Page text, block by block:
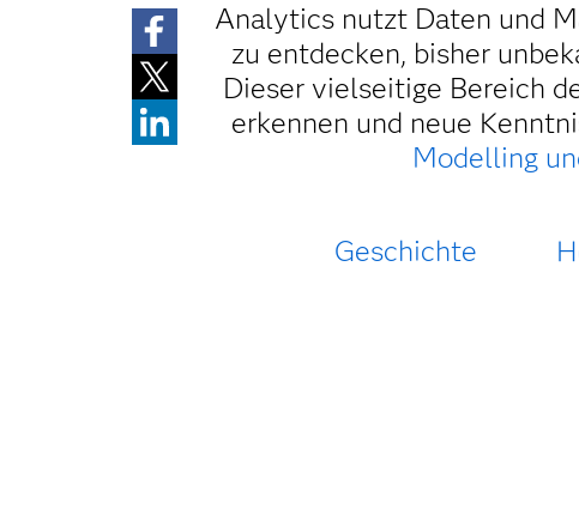
Analytics nutzt Daten und
zu entdecken, bisher
Dieser vielseitige Bereich
erkennen und neue
Modelling
Geschichte